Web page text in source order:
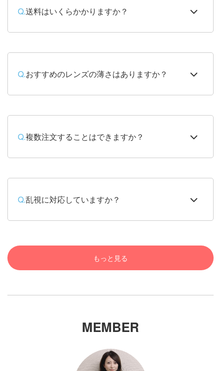
Q.送料はいくらかかりますか？
Q.おすすめのレンズの薄さはありますか？
Q.複数注文することはできますか？
Q.乱視に対応していますか？
もっと見る
MEMBER